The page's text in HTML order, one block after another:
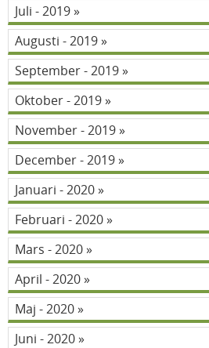
Juli - 2019
Augusti - 2019
September - 2019
Oktober - 2019
November - 2019
December - 2019
Januari - 2020
Februari - 2020
Mars - 2020
April - 2020
Maj - 2020
Juni - 2020